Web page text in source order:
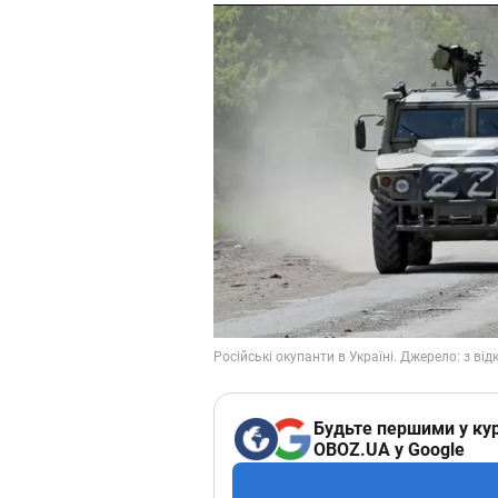
Будьте першими у
OBOZ.UA у Google